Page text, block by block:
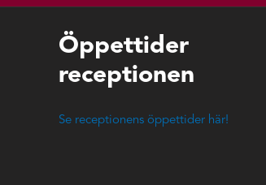
Öppettider
receptionen
Se receptionens öppettider här!